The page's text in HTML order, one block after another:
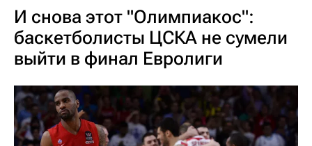
И снова этот "Олимпиакос":
баскетболисты ЦСКА не сумели
выйти в финал Евролиги